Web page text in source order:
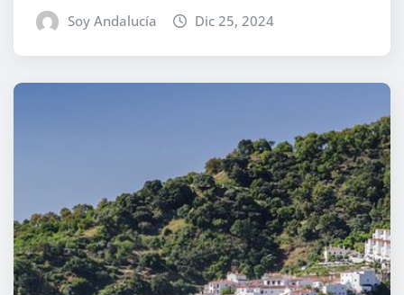
Soy Andalucía Dic 25, 2024